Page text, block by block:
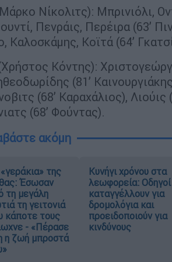
Νίκολιτς): Μπρινιόλι,
Πενράις, Περέιρα (63’
Καλοσκάμης, Κοϊτά (64’
Κόντης):
(81’
(68’ Καραχάλιος),
(68’ Φούντας).
ακόμη
της
Έσωσαν
τη μεγάλη
τη γειτονιά
κάποτε τους
- «Πέρασε
η ζωή μπροστά
Κυνήγι χρόνου στα
λεωφορεία: Οδηγοί
καταγγέλλουν για
δρομολόγια και
προειδοποιούν για
κινδύνους